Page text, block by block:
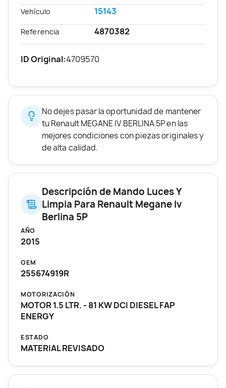
Vehículo 15143
Referencia 4870382
ID Original:4709570
No dejes pasar la oportunidad de mantener
tu Renault MEGANE IV BERLINA 5P en las
mejores condiciones con piezas originales y
de alta calidad.
Descripción de Mando Luces Y
Limpia Para Renault Megane Iv
Berlina 5P
AÑO
2015
OEM
255674919R
MOTORIZACIÓN
MOTOR 1.5 LTR. - 81 KW DCI DIESEL FAP
ENERGY
ESTADO
MATERIAL REVISADO